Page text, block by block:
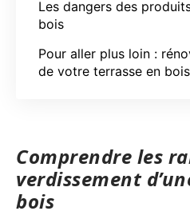
Les dangers des
bois
Pour aller plus loin :
de votre terrasse en bois
Comprendre les
verdissement
bois